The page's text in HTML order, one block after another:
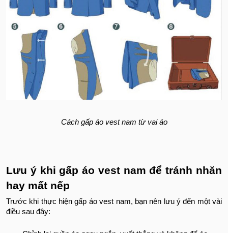
Cách gấp áo vest nam từ vai áo
Lưu ý khi gấp áo vest nam để tránh nhăn
hay mất nếp
Trước khi thực hiện gấp áo vest nam, bạn nên lưu ý đến một vài
điều sau đây: